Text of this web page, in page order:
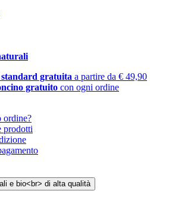
gratuita a partire da € 49,90
gratuito con ogni ordine
ordine?
prodotti